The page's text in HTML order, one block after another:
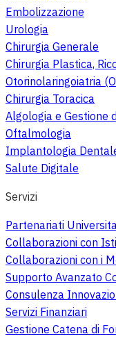
Embolizzazione
Urologia
Chirurgia Generale
Chirurgia Plastica,
Otorinolaringoiatria
Chirurgia Toracica
Algologia e Gestione
Oftalmologia
Implantologia
Salute Digitale
Servizi
Partenariati
Collaborazioni con
Collaborazioni con i
Supporto Avanzato
Consulenza
Servizi Finanziari
Gestione Catena di